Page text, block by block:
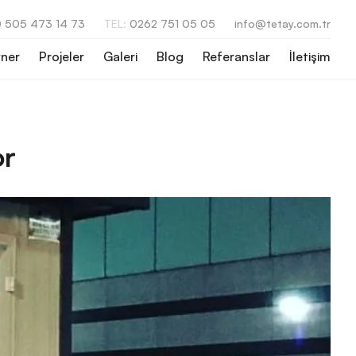
473 14 73 TEL: 0262 751 05 05 info@tetay.com.tr
Projeler Galeri Blog Referanslar İletişim